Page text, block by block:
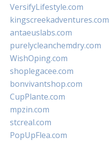
VersifyLifestyle.com
kingscreekadventures.com
antaeuslabs.com
purelycleanchemdry.com
WishOping.com
shoplegacee.com
bonvivantshop.com
CupPlante.com
mpzin.com
stcreal.com
PopUpFlea.com